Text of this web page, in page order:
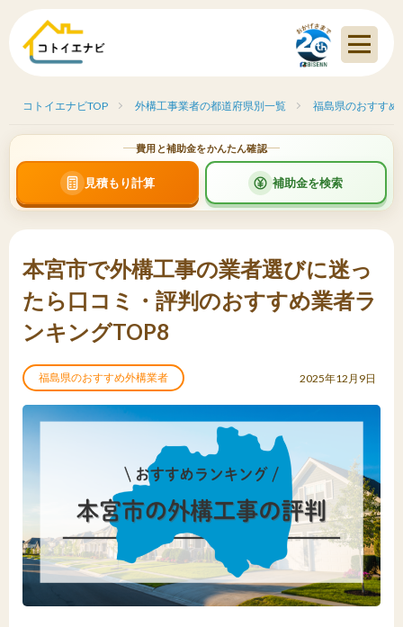
コトイエナビTOP 外構工事業者の都道府県別一覧 福島県のおすす
費用と補助金をかんたん確認
見積もり計算 補助金を検索
本宮市で外構工事の業者選びに迷っ
たら口コミ・評判のおすすめ業者ラ
ンキングTOP8
福島県のおすすめ外構業者 2025年12月9日